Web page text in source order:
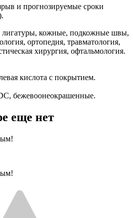
и прогнозируемые сроки
кожные, подкожные швы,
ортопедия, травматология,
хирургия, офтальмология.
кислота с покрытием.
бежевоонеокрашенные.
еще нет